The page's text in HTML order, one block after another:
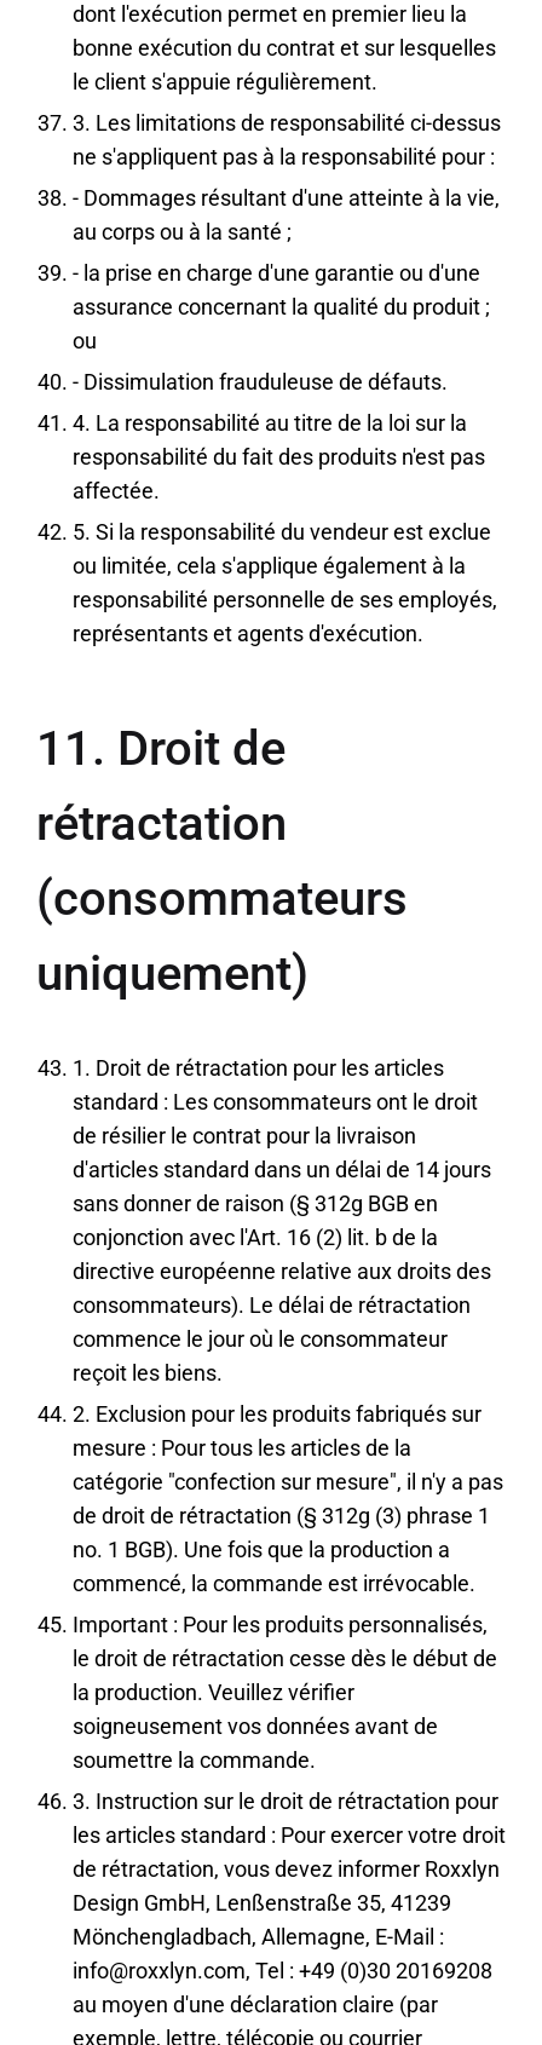
dont l'exécution permet en premier lieu la
bonne exécution du contrat et sur lesquelles
le client s'appuie régulièrement.
3. Les limitations de responsabilité ci-dessus
ne s'appliquent pas à la responsabilité pour :
- Dommages résultant d'une atteinte à la vie,
au corps ou à la santé ;
- la prise en charge d'une garantie ou d'une
assurance concernant la qualité du produit ;
ou
- Dissimulation frauduleuse de défauts.
4. La responsabilité au titre de la loi sur la
responsabilité du fait des produits n'est pas
affectée.
5. Si la responsabilité du vendeur est exclue
ou limitée, cela s'applique également à la
responsabilité personnelle de ses employés,
représentants et agents d'exécution.
11. Droit de
rétractation
(consommateurs
uniquement)
1. Droit de rétractation pour les articles
standard : Les consommateurs ont le droit
de résilier le contrat pour la livraison
d'articles standard dans un délai de 14 jours
sans donner de raison (§ 312g BGB en
conjonction avec l'Art. 16 (2) lit. b de la
directive européenne relative aux droits des
consommateurs). Le délai de rétractation
commence le jour où le consommateur
reçoit les biens.
2. Exclusion pour les produits fabriqués sur
mesure : Pour tous les articles de la
catégorie "confection sur mesure", il n'y a pas
de droit de rétractation (§ 312g (3) phrase 1
no. 1 BGB). Une fois que la production a
commencé, la commande est irrévocable.
Important : Pour les produits personnalisés,
le droit de rétractation cesse dès le début de
la production. Veuillez vérifier
soigneusement vos données avant de
soumettre la commande.
3. Instruction sur le droit de rétractation pour
les articles standard : Pour exercer votre droit
de rétractation, vous devez informer Roxxlyn
Design GmbH, Lenßenstraße 35, 41239
Mönchengladbach, Allemagne, E-Mail :
info@roxxlyn.com, Tel : +49 (0)30 20169208
au moyen d'une déclaration claire (par
exemple, lettre, télécopie ou courrier